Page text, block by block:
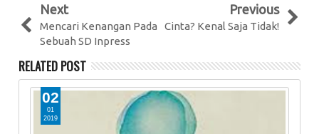
Next
Mencari Kenangan Pada
Sebuah SD Inpress
Previous
Cinta? Kenal Saja Tidak!
RELATED POST
02
01
2019